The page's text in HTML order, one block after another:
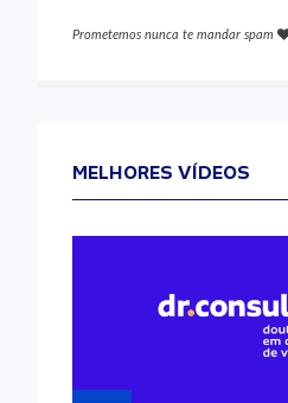
Prometemos nunca te mandar spam
MELHORES VÍDEOS